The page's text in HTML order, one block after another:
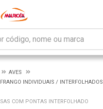
AVES
INDIVIDUAIS / INTERFOLHADOS
COM PONTAS INTERFOLHADO